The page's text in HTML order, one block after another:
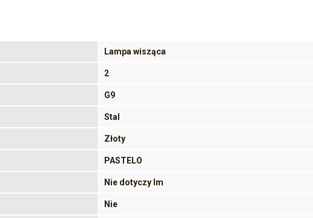
Lampa wisząca
2
G9
Stal
Złoty
PASTELO
Nie dotyczy lm
Nie